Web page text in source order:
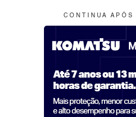
C O N T I N U A A P Ó